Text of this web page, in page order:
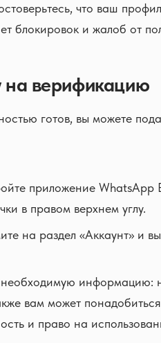
что ваш
блокировок и жалоб от
на верификацию
готов, вы можете
приложение WhatsApp
в правом верхнем углу.
на раздел «Аккаунт» и
информацию:
вам может
и право на